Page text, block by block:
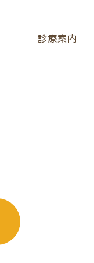
診療案内